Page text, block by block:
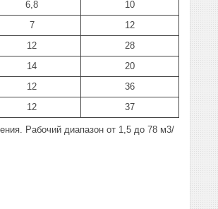
6,8
10
7
12
12
28
14
20
12
36
12 37
Рабочий диапазон от 1,5 до 78 м3/